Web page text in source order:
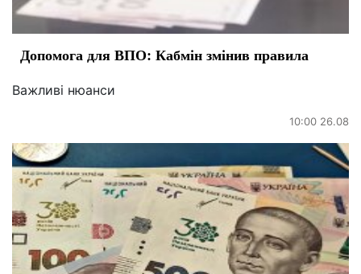
Допомога для ВПО: Кабмін змінив правила
Важливі нюанси
10:00 26.08